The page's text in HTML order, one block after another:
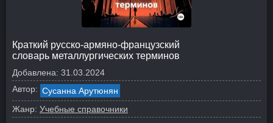
Краткий русско-армяно-французский
словарь металлургических терминов
Добавлена: 31.03.2024
Автор: Сусанна Арутюнян
Жанр: Учебные справочники